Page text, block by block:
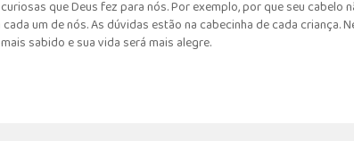
que Deus fez para nós. Por exemplo, por que seu cabelo
um de nós. As dúvidas estão na cabecinha de cada
sabido e sua vida será mais alegre.